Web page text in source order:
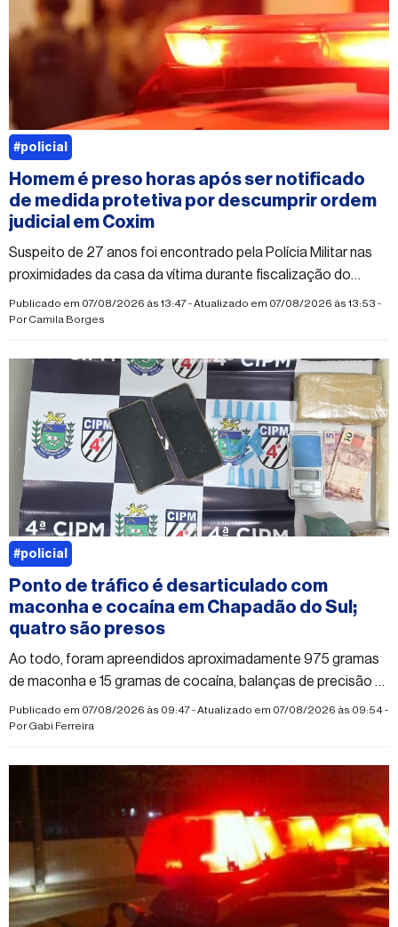
Homem é preso horas após ser notificado
de medida protetiva por descumprir ordem
judicial em Coxim
Suspeito de 27 anos foi encontrado pela Polícia Militar nas
proximidades da casa da vítima durante fiscalização do
PROMUSE e acabou preso em flagrante
Publicado em 07/08/2026 às 13:47 - Atualizado em 07/08/2026 às 13:53 -
PorCamila Borges
#policial
Ponto de tráfico é desarticulado com
maconha e cocaína em Chapadão do Sul;
quatro são presos
Ao todo, foram apreendidos aproximadamente 975 gramas
de maconha e 15 gramas de cocaína, balanças de precisão e
dinheiro
Publicado em 07/08/2026 às 09:47 - Atualizado em 07/08/2026 às 09:54 -
PorGabi Ferreira
#policial